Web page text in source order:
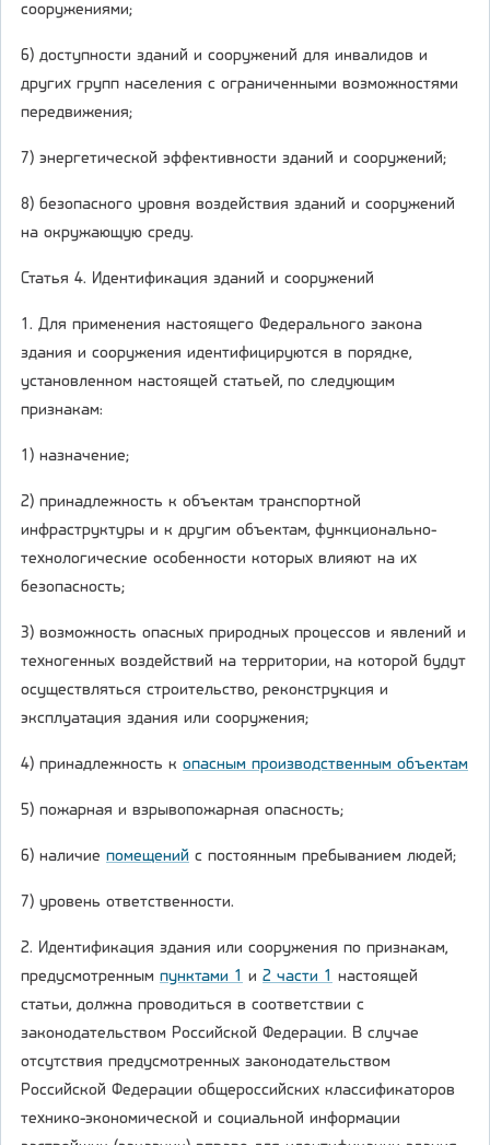
сооружениями;
6) доступности зданий и сооружений для инвалидов и
других групп населения с ограниченными возможностями
передвижения;
7) энергетической эффективности зданий и сооружений;
8) безопасного уровня воздействия зданий и сооружений
на окружающую среду.
Статья 4. Идентификация зданий и сооружений
1. Для применения настоящего Федерального закона
здания и сооружения идентифицируются в порядке,
установленном настоящей статьей, по следующим
признакам:
1) назначение;
2) принадлежность к объектам транспортной
инфраструктуры и к другим объектам, функционально-
технологические особенности которых влияют на их
безопасность;
3) возможность опасных природных процессов и явлений и
техногенных воздействий на территории, на которой будут
осуществляться строительство, реконструкция и
эксплуатация здания или сооружения;
4) принадлежность к опасным производственным объектам
5) пожарная и взрывопожарная опасность;
6) наличие помещений с постоянным пребыванием людей;
7) уровень ответственности.
2. Идентификация здания или сооружения по признакам,
предусмотренным пунктами 1 и 2 части 1 настоящей
статьи, должна проводиться в соответствии с
законодательством Российской Федерации. В случае
отсутствия предусмотренных законодательством
Российской Федерации общероссийских классификаторов
технико-экономической и социальной информации